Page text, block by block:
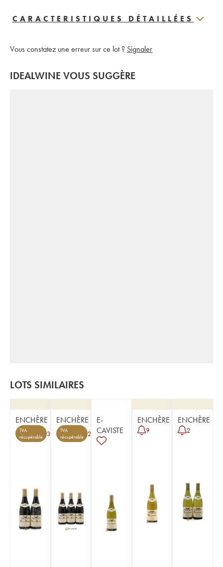
CARACTERISTIQUES DÉTAILLÉES
Vous constatez une erreur sur ce lot ? Signaler
IDEALWINE VOUS SUGGÈRE
LOTS SIMILAIRES
ENCHÈRE
TVA
récupérable
3
ENCHÈRE
TVA
récupérable
2
E-
CAVISTE
ENCHÈRE
9
ENCHÈRE
2